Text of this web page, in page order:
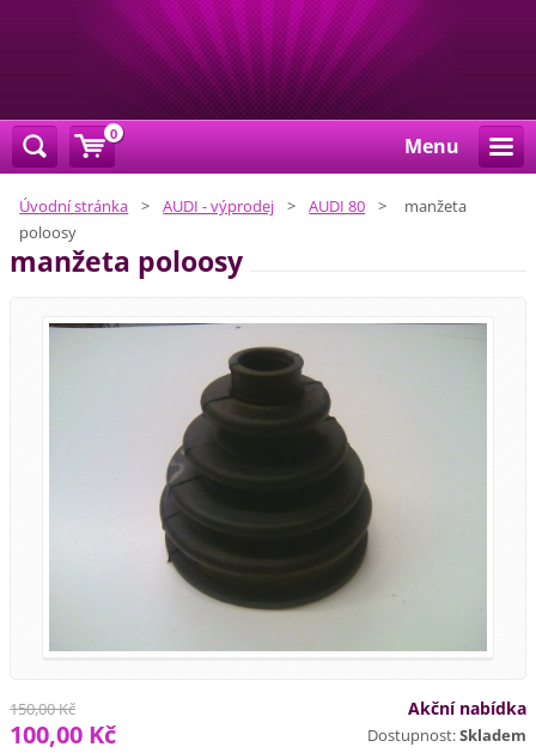
Menu
Úvodní stránka > AUDI - výprodej > AUDI 80 >
manžeta
poloosy
manžeta poloosy
Akční nabídka
Dostupnost:Skladem
150,00 Kč
100,00 Kč
0